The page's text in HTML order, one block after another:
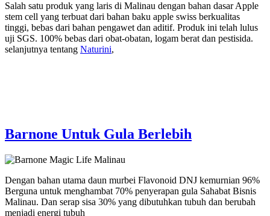
Salah satu produk yang laris di Malinau dengan bahan dasar Apple
stem cell yang terbuat dari bahan baku apple swiss berkualitas
tinggi, bebas dari bahan pengawet dan aditif. Produk ini telah lulus
uji SGS. 100% bebas dari obat-obatan, logam berat dan pestisida.
selanjutnya tentang Naturini,
Barnone Untuk Gula Berlebih
Dengan bahan utama daun murbei Flavonoid DNJ kemurnian 96%
Berguna untuk menghambat 70% penyerapan gula Sahabat Bisnis
Malinau. Dan serap sisa 30% yang dibutuhkan tubuh dan berubah
menjadi energi tubuh